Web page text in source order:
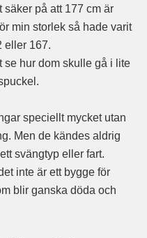
säker på att 177 cm är
min storlek så hade varit
eller 167.
se hur dom skulle gå i lite
speciellt mycket utan
Men de kändes aldrig
svängtyp eller fart.
inte är ett bygge för
blir ganska döda och